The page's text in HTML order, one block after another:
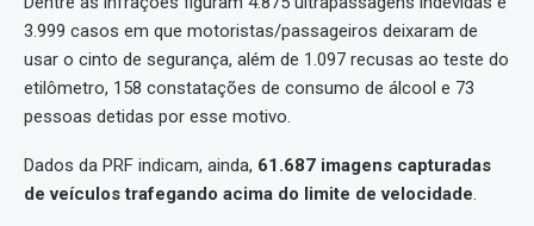
3.999 casos em que motoristas/passageiros deixaram de
usar o cinto de segurança, além de 1.097 recusas ao teste do
etilômetro, 158 constatações de consumo de álcool e 73
pessoas detidas por esse motivo.
Dados da PRF indicam, ainda, 61.687 imagens capturadas
de veículos trafegando acima do limite de velocidade.